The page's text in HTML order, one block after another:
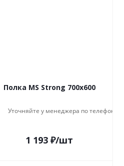
Полка MS Strong 700x600
Уточняйте у менеджера по телефону
1 193 ₽/шт